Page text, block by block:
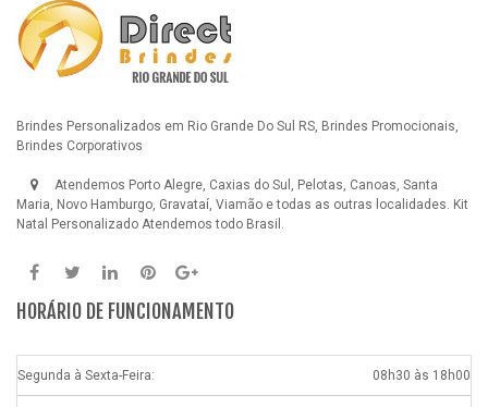
Brindes Personalizados em Rio Grande Do Sul RS, Brindes Promocionais,
Brindes Corporativos
Atendemos Porto Alegre, Caxias do Sul, Pelotas, Canoas, Santa
Maria, Novo Hamburgo, Gravataí, Viamão e todas as outras localidades. Kit
Natal Personalizado Atendemos todo Brasil.
HORÁRIO DE FUNCIONAMENTO
Segunda à Sexta-Feira: 08h30 às 18h00